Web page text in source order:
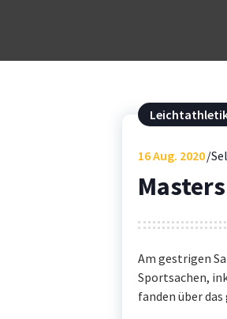
16Aug. 2020
Am gestrigen
Sportsachen,
fanden über